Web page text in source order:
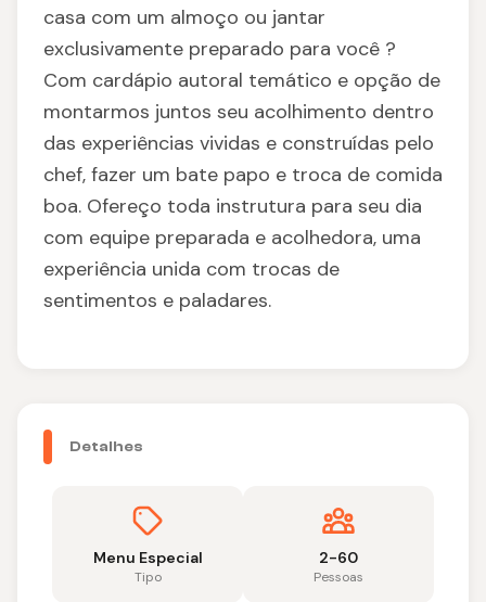
casa com um almoço ou jantar
exclusivamente preparado para você ?
Com cardápio autoral temático e opção de
montarmos juntos seu acolhimento dentro
das experiências vividas e construídas pelo
chef, fazer um bate papo e troca de comida
boa. Ofereço toda instrutura para seu dia
com equipe preparada e acolhedora, uma
experiência unida com trocas de
sentimentos e paladares.
Detalhes
Menu Especial
Tipo
2-60
Pessoas